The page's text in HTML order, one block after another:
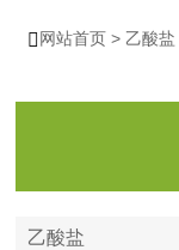
 网站首页 > 乙酸盐
乙酸盐